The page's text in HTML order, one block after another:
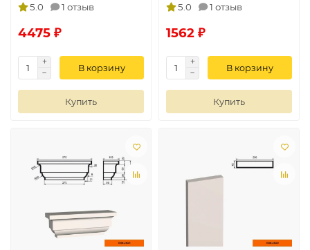
5.0 1 отзыв
4475 ₽
В корзину
Купить
5.0 1 отзыв
1562 ₽
В корзину
Купить